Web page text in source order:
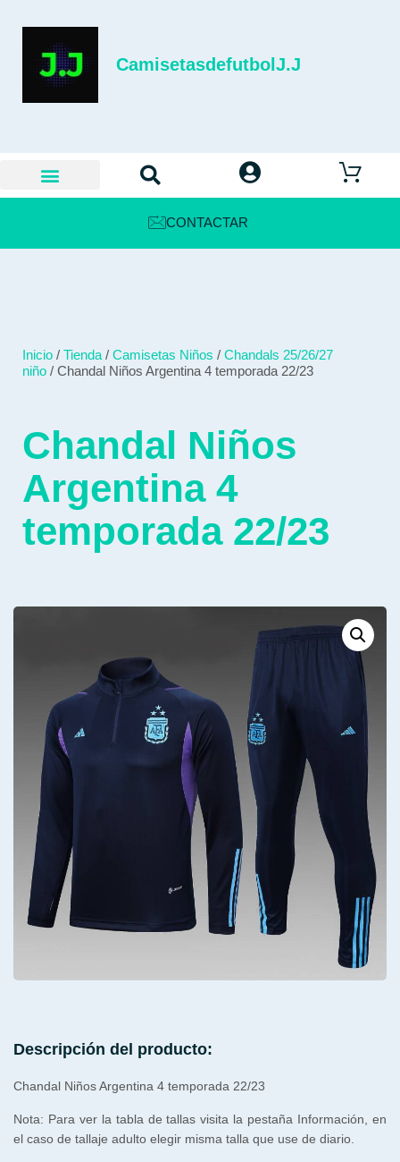
CamisetasdefutbolJ.J
CONTACTAR
Inicio / Tienda / Camisetas Niños / Chandals 25/26/27
niño / Chandal Niños Argentina 4 temporada 22/23
Chandal Niños
Argentina 4
temporada 22/23
Descripción del producto:
Chandal Niños Argentina 4 temporada 22/23
Nota: Para ver la tabla de tallas visita la pestaña Información, en
el caso de tallaje adulto elegir misma talla que use de diario.